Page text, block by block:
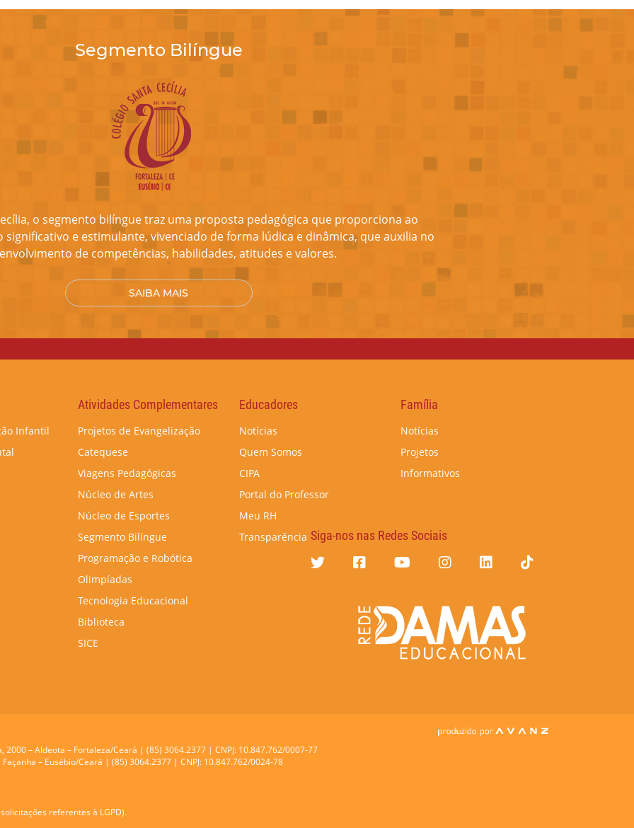
Segmento Bilíngue
o segmento bilíngue traz uma proposta pedagógica que proporciona ao
e estimulante, vivenciado de forma lúdica e dinâmica, que auxilia no
de competências, habilidades, atitudes e valores.
SAIBA MAIS
Infantil
Atividades Complementares
Projetos de Evangelização
Catequese
Viagens Pedagógicas
Núcleo de Artes
Núcleo de Esportes
Segmento Bilíngue
Programação e Robótica
Olimpíadas
Tecnologia Educacional
Biblioteca
SICE
Educadores
Notícias
Quem Somos
CIPA
Portal do Professor
Meu RH
Transparência
Família
Notícias
Projetos
Informativos
Siga-nos nas Redes Sociais
2000 – Aldeota – Fortaleza/Ceará | (85) 3064.2377 | CNPJ: 10.847.762/0007-77
Façanha – Eusébio/Ceará | (85) 3064.2377 | CNPJ: 10.847.762/0024-78
referentes à LGPD).